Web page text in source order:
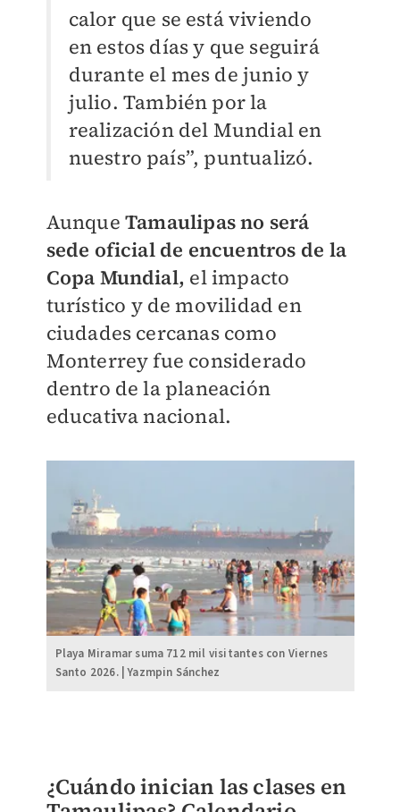
calor que se está viviendo
en estos días y que seguirá
durante el mes de junio y
julio. También por la
realización del Mundial en
nuestro país”, puntualizó.
Aunque Tamaulipas no será
sede oficial de encuentros de la
Copa Mundial, el impacto
turístico y de movilidad en
ciudades cercanas como
Monterrey fue considerado
dentro de la planeación
educativa nacional.
Playa Miramar suma 712 mil visitantes con Viernes
Santo 2026. | Yazmpin Sánchez
¿Cuándo inician las clases en